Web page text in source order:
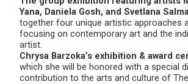
Yana, Daniela Gosh, and Svetlana
together four unique artistic approaches
focusing on contemporary art and the
artist.
Chrysa Barzoka’s exhibition & award
which she will be honored with a special
contribution to the arts and culture of